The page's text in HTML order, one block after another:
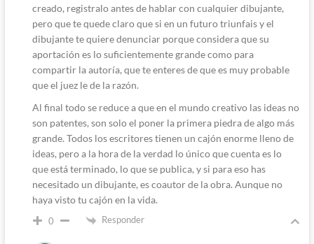
creado, registralo antes de hablar con cualquier dibujante,
pero que te quede claro que si en un futuro triunfais y el
dibujante te quiere denunciar porque considera que su
aportación es lo suficientemente grande como para
compartir la autoría, que te enteres de que es muy probable
que el juez le de la razón.
Al final todo se reduce a que en el mundo creativo las ideas no
son patentes, son solo el poner la primera piedra de algo más
grande. Todos los escritores tienen un cajón enorme lleno de
ideas, pero a la hora de la verdad lo único que cuenta es lo
que está terminado, lo que se publica, y si para eso has
necesitado un dibujante, es coautor de la obra. Aunque no
haya visto tu cajón en la vida.
0 Responder